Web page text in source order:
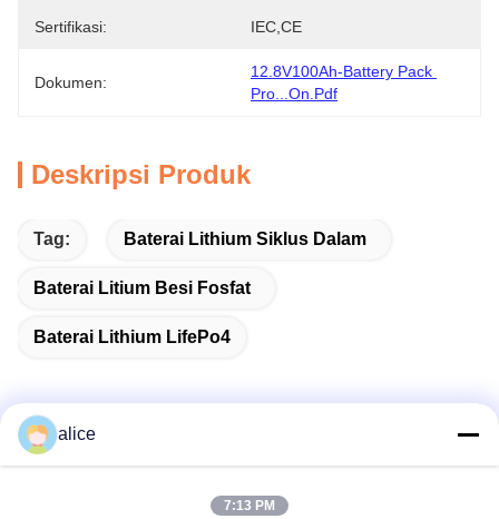
Sertifikasi: IEC,CE
Dokumen:
12.8V100Ah-Battery Pack
Pro...on.pdf
Deskripsi Produk
Tag: Baterai Lithium Siklus Dalam
Baterai Litium Besi Fosfat
Baterai Lithium LifePo4
alice
7:13 PM